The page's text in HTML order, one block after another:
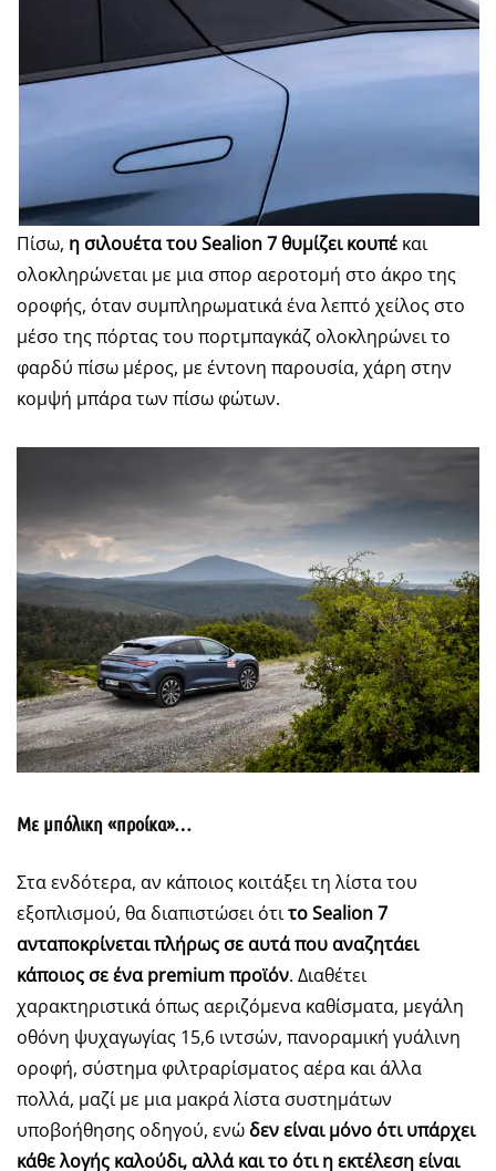
Πίσω, η σιλουέτα του Sealion 7 θυμίζει κουπέ και
ολοκληρώνεται με μια σπορ αεροτομή στο άκρο της
οροφής, όταν συμπληρωματικά ένα λεπτό χείλος στο
μέσο της πόρτας του πορτμπαγκάζ ολοκληρώνει το
φαρδύ πίσω μέρος, με έντονη παρουσία, χάρη στην
κομψή μπάρα των πίσω φώτων.
Με μπόλικη «προίκα»…
Στα ενδότερα, αν κάποιος κοιτάξει τη λίστα του
εξοπλισμού, θα διαπιστώσει ότιτοSealion7
ανταποκρίνεται πλήρως σε αυτά που αναζητάει
κάποιος σε έναpremiumπροϊόν. Διαθέτει
χαρακτηριστικά όπως αεριζόμενα καθίσματα, μεγάλη
οθόνη ψυχαγωγίας 15,6 ιντσών, πανοραμική γυάλινη
οροφή, σύστημα φιλτραρίσματος αέρα και άλλα
πολλά, μαζί με μια μακρά λίστα συστημάτων
υποβοήθησης οδηγού, ενώ δεν είναι μόνο ότι υπάρχει
κάθε λογής καλούδι, αλλά και το ότι η εκτέλεση είναι